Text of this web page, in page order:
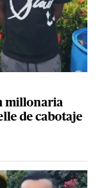
millonaria
de cabotaje